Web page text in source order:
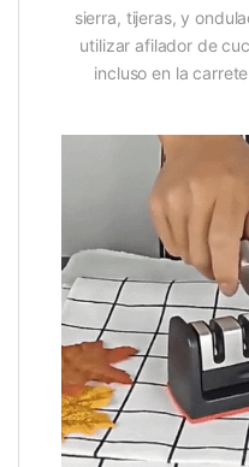
sierra, tijeras, y
utilizar afilador de
incluso en la